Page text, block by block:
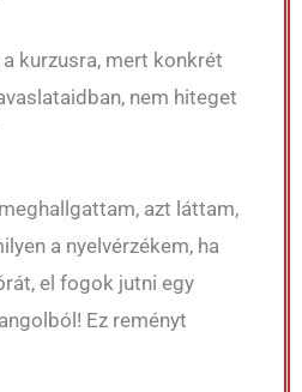
kurzusra, mert konkrét
nem hiteget
azt láttam,
a nyelvérzékem, ha
el fogok jutni egy
Ez reményt